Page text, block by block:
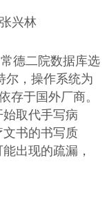
兴林
德二院数据库选
尔，操作系统为
存于国外厂商。
取代手写病
书的书写质
出现的疏漏，